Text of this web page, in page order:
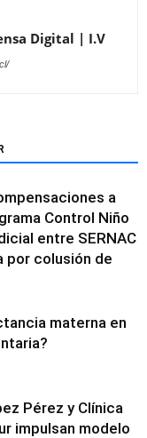
Digital | I.V
a
Control Niño
entre SERNAC
por colusión de
materna en
Pérez y Clínica
impulsan modelo